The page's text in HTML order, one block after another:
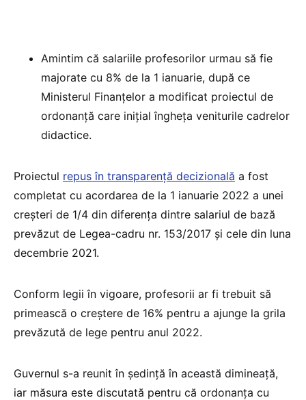
Amintim că salariile profesorilor urmau să fie
majorate cu 8% de la 1 ianuarie, după ce
Ministerul Finanțelor a modificat proiectul de
ordonanță care inițial îngheța veniturile cadrelor
didactice.
Proiectul repus în transparență decizională a fost
completat cu acordarea de la 1 ianuarie 2022 a unei
creșteri de 1/4 din diferenţa dintre salariul de bază
prevăzut de Legea-cadru nr. 153/2017 şi cele din luna
decembrie 2021.
Conform legii în vigoare, profesorii ar fi trebuit să
primească o creștere de 16% pentru a ajunge la grila
prevăzută de lege pentru anul 2022.
Guvernul s-a reunit în ședință în această dimineață,
iar măsura este discutată pentru că ordonanța cu